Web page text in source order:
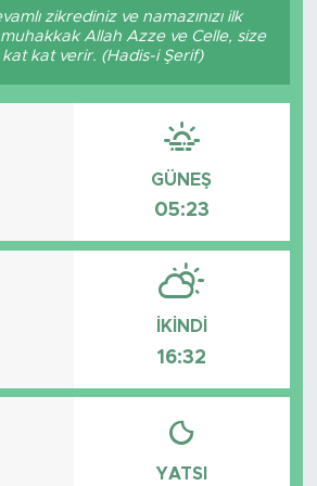
zikrediniz ve namazınızı ilk
muhakkak Allah Azze ve Celle, size
kat verir. (Hadis-i Şerif)
GÜNEŞ
05:23
İKINDI
16:32
YATSI